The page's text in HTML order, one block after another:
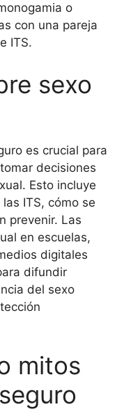
o
con una pareja
ITS.
sexo
es crucial para
decisiones
Esto incluye
ITS, cómo se
prevenir. Las
en escuelas,
digitales
difundir
del sexo
mitos